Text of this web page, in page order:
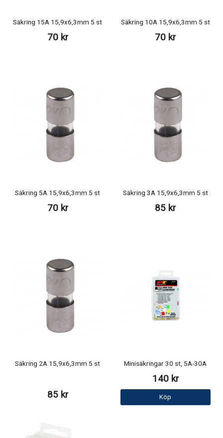
Säkring 15A 15,9x6,3mm 5 st
70 kr
Säkring 10A 15,9x6,3mm 5 st
70 kr
Säkring 5A 15,9x6,3mm 5 st
70 kr
Säkring 3A 15,9x6,3mm 5 st
85 kr
Säkring 2A 15,9x6,3mm 5 st
85 kr
Minisäkringar 30 st, 5A-30A
140 kr
Köp